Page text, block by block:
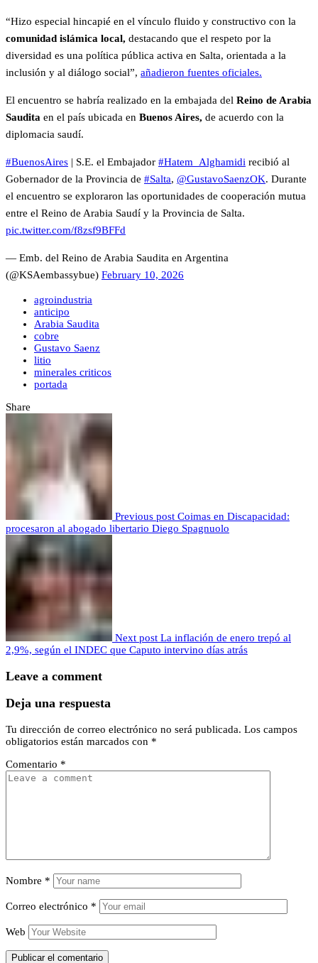
“Hizo especial hincapié en el vínculo fluido y constructivo con la
comunidad islámica local, destacando que el respeto por la
diversidad es una política pública activa en Salta, orientada a la
inclusión y al diálogo social”, añadieron fuentes oficiales.
El encuentro se habría realizado en la embajada del Reino de Arabia
Saudita en el país ubicada en Buenos Aires, de acuerdo con la
diplomacia saudí.
#BuenosAires | S.E. el Embajador #Hatem_Alghamidi recibió al
Gobernador de la Provincia de #Salta, @GustavoSaenzOK. Durante
el encuentro se exploraron las oportunidades de cooperación mutua
entre el Reino de Arabia Saudí y la Provincia de Salta.
pic.twitter.com/f8zsf9BFFd
— Emb. del Reino de Arabia Saudita en Argentina
(@KSAembassybue) February 10, 2026
agroindustria
anticipo
Arabia Saudita
cobre
Gustavo Saenz
litio
minerales criticos
portada
Share
Previous post Coimas en Discapacidad:
procesaron al abogado libertario Diego Spagnuolo
Next post La inflación de enero trepó al
2,9%, según el INDEC que Caputo intervino días atrás
Leave a comment
Deja una respuesta
Tu dirección de correo electrónico no será publicada. Los campos
obligatorios están marcados con *
Comentario *
Nombre *
Correo electrónico *
Web